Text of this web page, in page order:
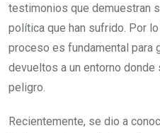
testimonios que demuestran
política que han sufrido. Por
proceso es fundamental para
devueltos a un entorno
peligro.
Recientemente, se dio a